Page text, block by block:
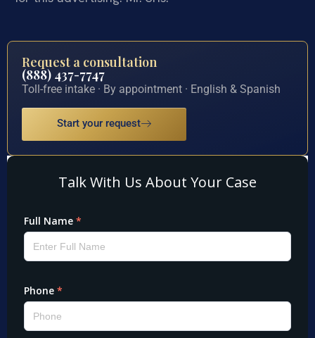
Request a consultation
(888) 437-7747
Toll-free intake · By appointment · English & Spanish
Start your request